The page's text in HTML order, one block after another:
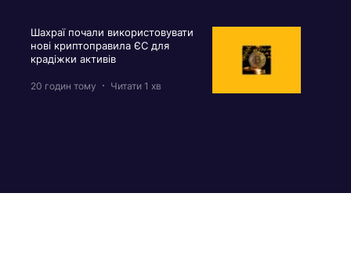
Шахраї почали використовувати
нові криптоправила ЄС для
крадіжки активів
20 годин тому Читати 1 хв